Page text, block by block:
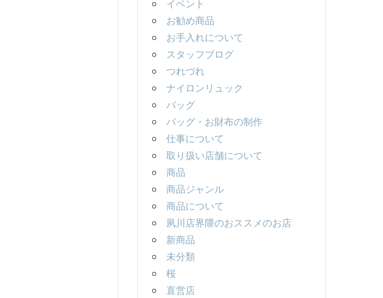
イベント
お勧め商品
お手入れについて
スタッフブログ
つれづれ
ナイロンリュック
バッグ
バッグ・お財布の制作
仕事について
取り扱い店舗について
商品
商品ジャンル
商品について
夙川店界隈のおススメのお店
新商品
未分類
桜
直営店